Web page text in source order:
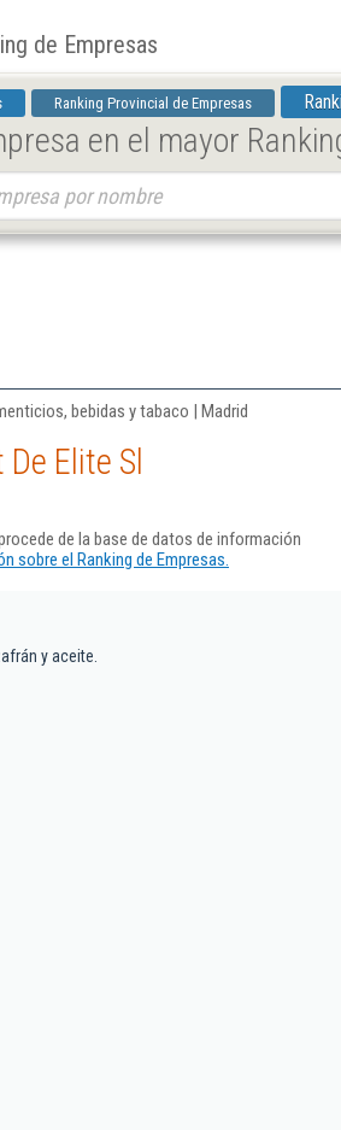
de Empresas
Ranking Provincial de Empresas
en el mayor
bebidas y tabaco | Madrid
Elite Sl
de la base de datos de información
sobre el Ranking de Empresas.
y aceite.